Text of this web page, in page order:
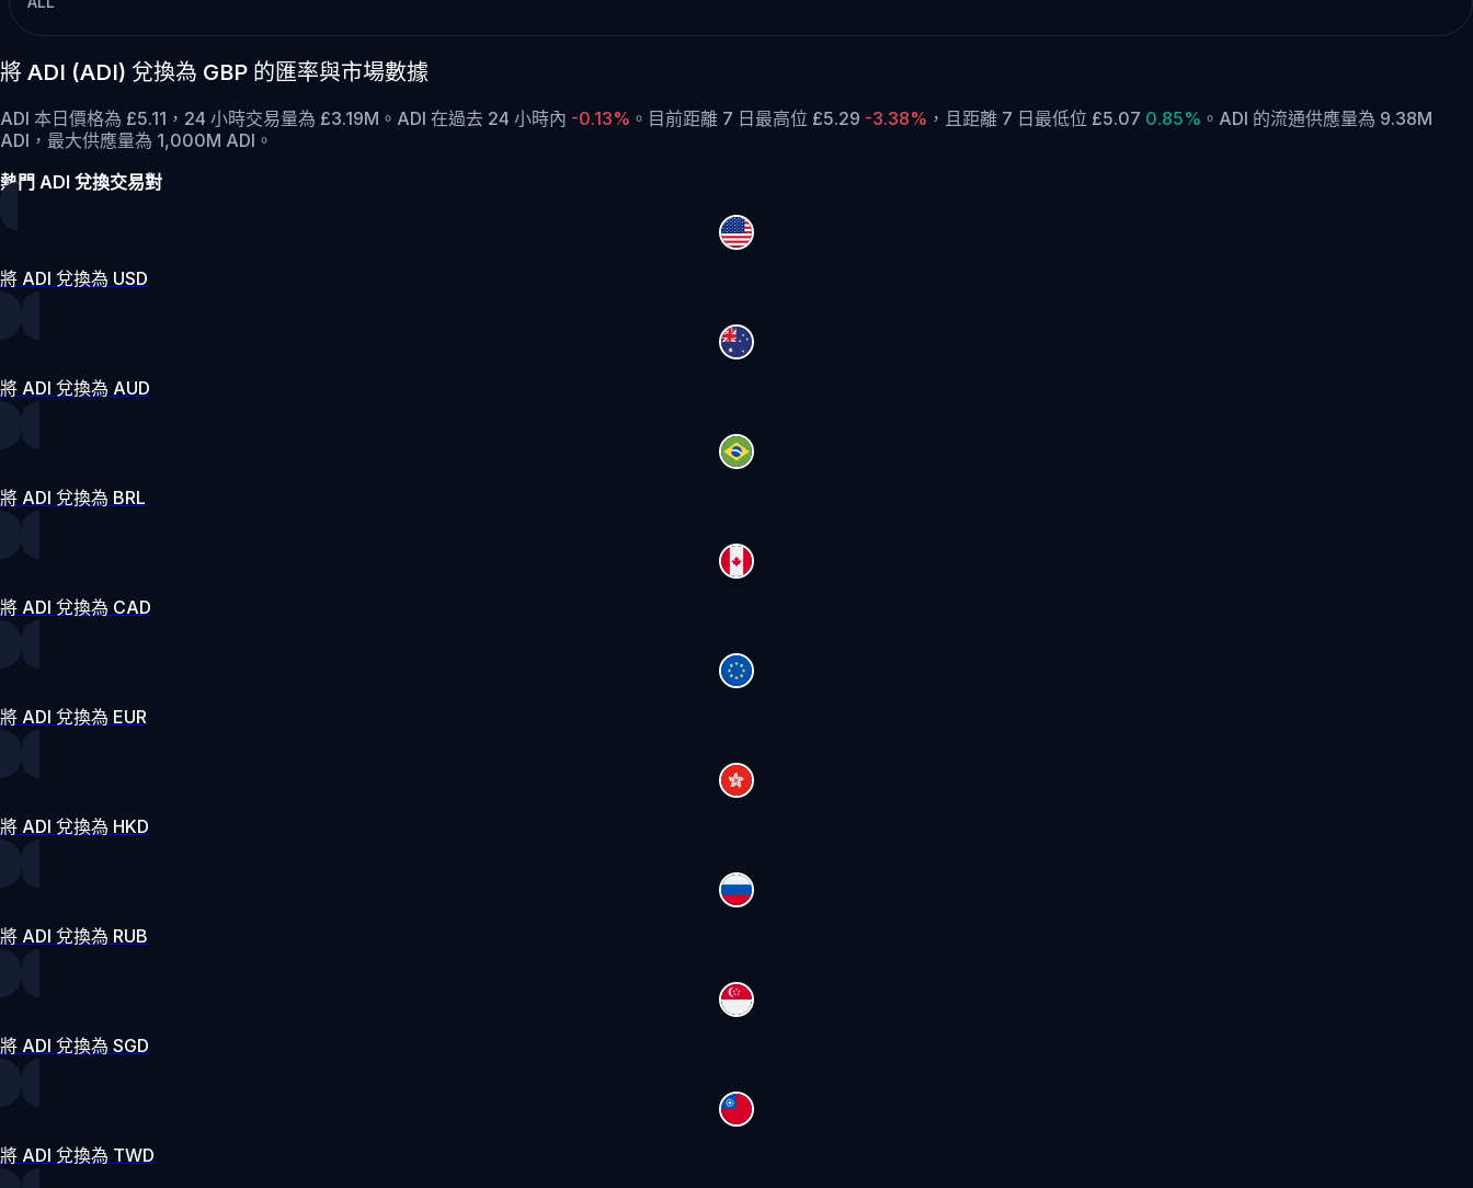
將 ADI (ADI) 兌換為 GBP 的匯率與市場數據
ADI 本日價格為 £5.11，24 小時交易量為 £3.19M。ADI 在過去 24 小時內 -0.13% 。 目前距離 7 日最高位 £5.29 -3.38% ， 且距離 7 日最低位 £5.07 0.85% 。 ADI 的流通供應量為 9.38M
ADI，最大供應量為 1,000M ADI。
熱門 ADI 兌換交易對
將 ADI 兌換為 USD
將 ADI 兌換為 AUD
將 ADI 兌換為 BRL
將 ADI 兌換為 CAD
將 ADI 兌換為 EUR
將 ADI 兌換為 HKD
將 ADI 兌換為 RUB
將 ADI 兌換為 SGD
將 ADI 兌換為 TWD